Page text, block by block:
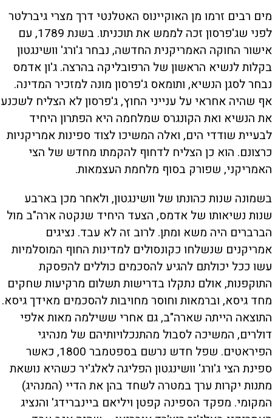
מים רבים זרמו מן האוקיינוס האטלנטי דרך מצרי גיברלטר
לפני שג'פרסון זכה לממש את תוכניתו. בשנת 1789, עם
אישור החוקה האמריקנית החדשה, נבחר ג'ורג' וושינגטון
בקלות לנשיא הראשון של הרפובליקה בהרצה. ג'ון אדמס
נבחר לסגן הנשיא, ותומאס ג'פרסון מונה למזכיר המדינה.
אף שהיה אחראי על ענייני החוץ, ג'פרסון לא הצליח לשכנע
את הנשיא ואת הקונגרס שמלחמה היא הפתרון היחיד
לבעיית שודדי הים, ואלה המשיכו לצוד ספינות אמריקניות
כרצונם. הוא כן הצליח לדחוף להקמתו מחדש של הצי
האמריקני, שפורק בסוף מלחמת העצמאות.
בשמונה שנות כהונתו של וושינגטון, ולאחר מכן בארבע
שנות נשיאותו של אדמס, הצעד היחיד שנקטה ארה"ב מול
הברברים היה משא ומתן. לרוב זה לא עבד. נציגים
אמריקנים שנשלחו כקונסולים למדינות החוף המוסלמיות
עשו ככל יכולתם להגיע להסכמים כוללים להפסקת
התוקפנות, אולם נתקלו בדרישות תשלום מרקיעות שחקים
מחד גיסא, וברמאות וחוסר מחויבות להסכמים מאידך גיסא.
התוצאה הייתה שארה"ב, גם אחרי ששילמה מאות אלפי
דולרים, המשיכה לסבול מהתנכלויותיהם של מנהיגי
הפיראטים. שפל חדש נרשם בספטמבר 1800, כאשר
ספינת הצי ג'ורג' וושינגטון הפליגה לאלג'יר כשהיא נושאת
מתנות יקרות ערך במטרה לשחד בהן את הדיי (המנהיג)
המקומי. מפקד הספינה קפטן ויליאם ביינברידג' והנציג